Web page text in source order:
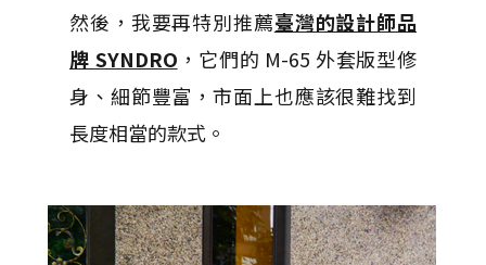
然後，我要再特別推薦臺灣的設計師品
牌 SYNDRO ，它們的 M-65 外套版型修
身、細節豐富，市面上也應該很難找到
長度相當的款式。